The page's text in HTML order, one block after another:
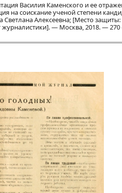
Василия Каменского и ее
на соискание ученой степени
Светлана Алексеевна; [Место
журналистики]. — Москва, 2018. —